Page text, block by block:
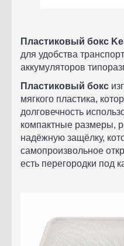
Пластиковый бокс
для удобства
аккумуляторов
Пластиковый бокс
мягкого пластика,
долговечность
компактные размеры,
надёжную защёлку,
самопроизвольное
есть перегородки под